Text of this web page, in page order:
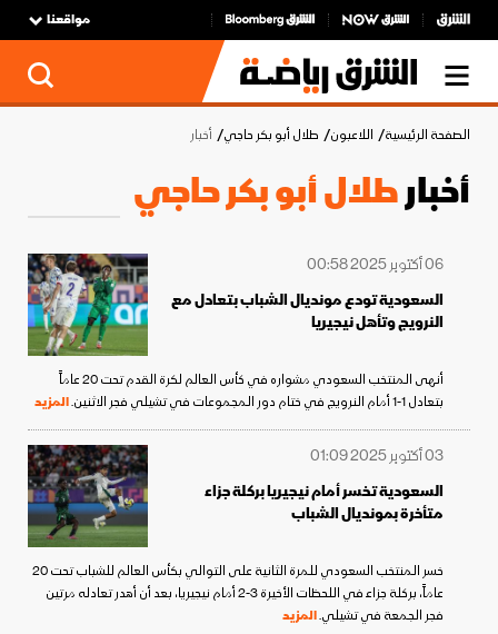
مواقعنا
الصفحة الرئيسية اللاعبون طلال أبو بكر حاجي أخبار
أخبارطلال أبو بكر حاجي
06 أكتوبر 2025 00:58
السعودية تودع مونديال الشباب بتعادل مع
النرويج وتأهل نيجيريا
أنهى المنتخب السعودي مشواره في كأس العالم لكرة القدم تحت 20 عاماً
بتعادل 1-1 أمام النرويج في ختام دور المجموعات في تشيلي فجر الاثنين.
المزيد
03 أكتوبر 2025 01:09
السعودية تخسر أمام نيجيريا بركلة جزاء
متأخرة بمونديال الشباب
خسر المنتخب السعودي للمرة الثانية على التوالي بكأس العالم للشباب تحت 20
عاماً، بركلة جزاء في اللحظات الأخيرة 3-2 أمام نيجيريا، بعد أن أهدر تعادله مرتين
فجر الجمعة في تشيلي.المزيد